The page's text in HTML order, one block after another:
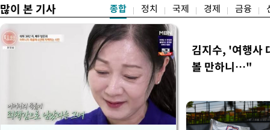
많이 본 기사 종합 정치 국제 경제 금융
김지수, '여행사
볼 만하니…"